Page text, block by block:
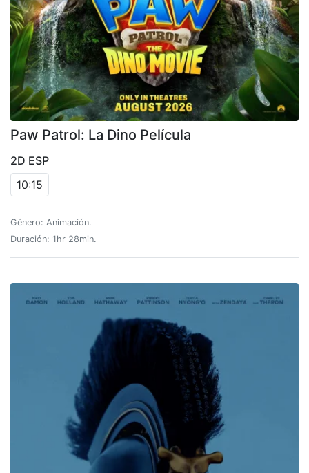
Paw Patrol: La Dino Película
2D ESP
10:15
Género: Animación.
Duración: 1hr 28min.